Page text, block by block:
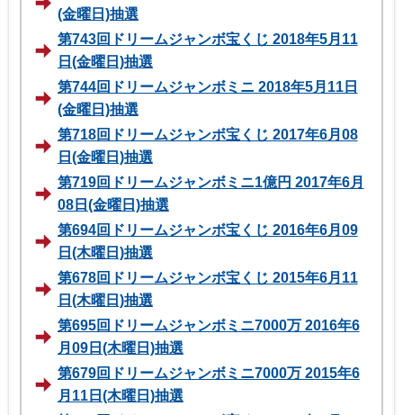
(金曜日)抽選
第743回ドリームジャンボ宝くじ 2018年5月11
日(金曜日)抽選
第744回ドリームジャンボミニ 2018年5月11日
(金曜日)抽選
第718回ドリームジャンボ宝くじ 2017年6月08
日(金曜日)抽選
第719回ドリームジャンボミニ1億円 2017年6月
08日(金曜日)抽選
第694回ドリームジャンボ宝くじ 2016年6月09
日(木曜日)抽選
第678回ドリームジャンボ宝くじ 2015年6月11
日(木曜日)抽選
第695回ドリームジャンボミニ7000万 2016年6
月09日(木曜日)抽選
第679回ドリームジャンボミニ7000万 2015年6
月11日(木曜日)抽選